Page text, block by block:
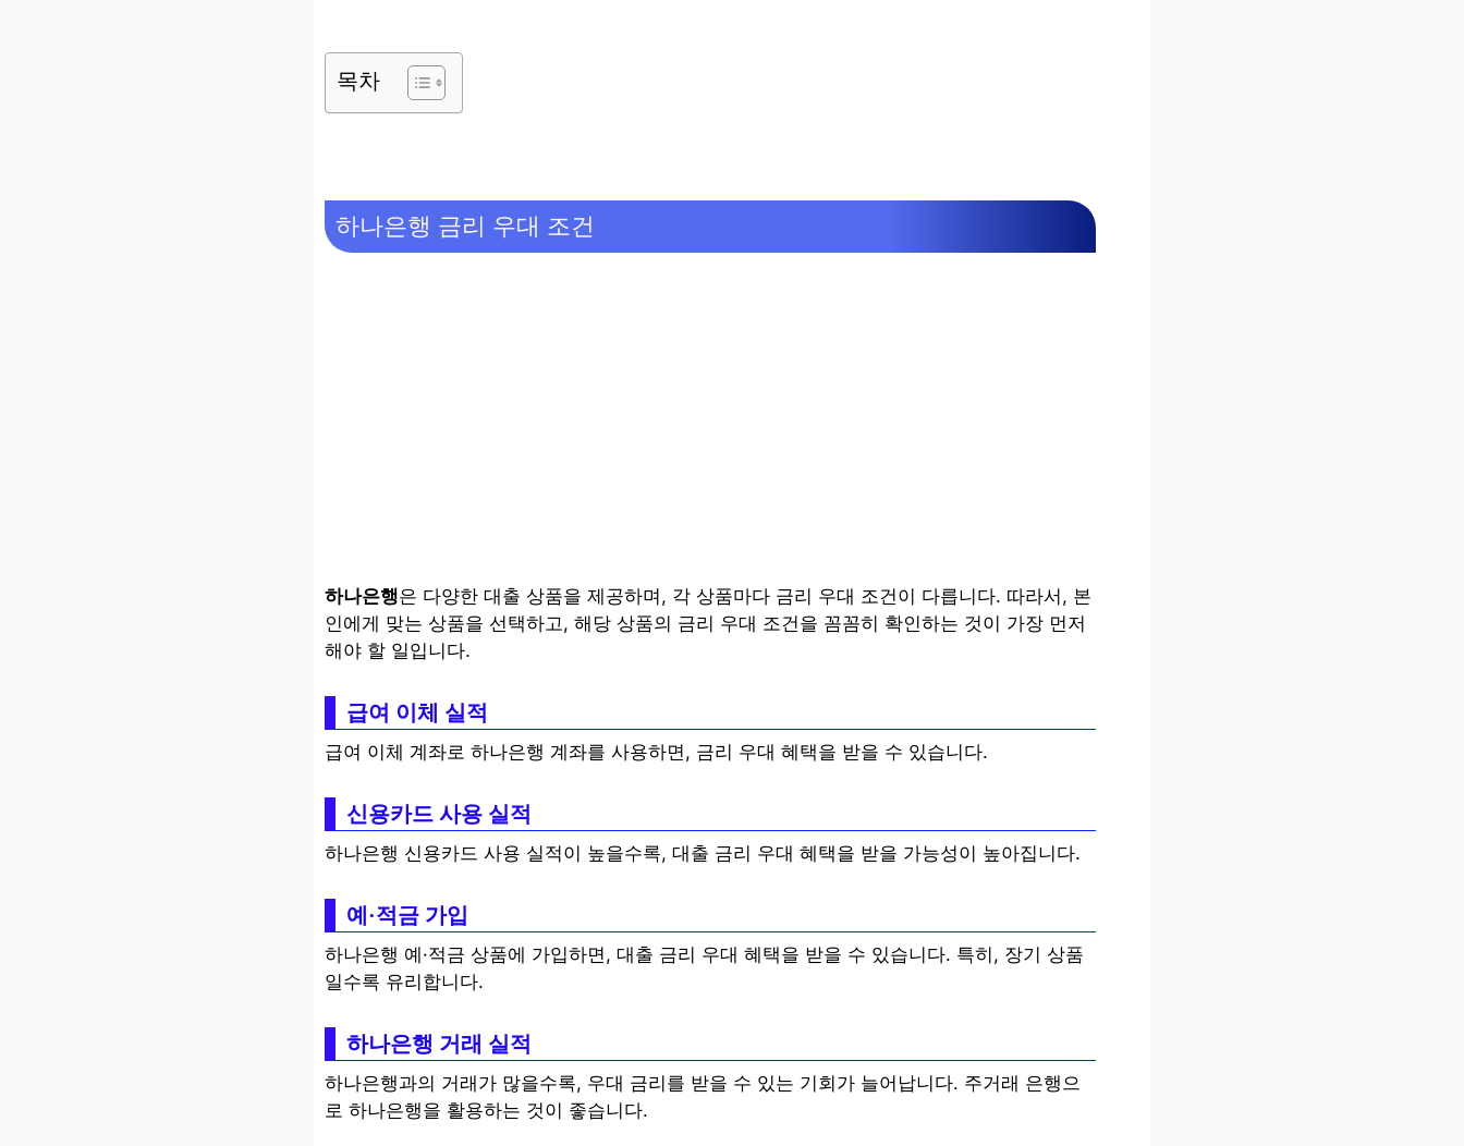
목차
하나은행 금리 우대 조건
하나은행은 다양한 대출 상품을 제공하며, 각 상품마다 금리 우대 조건이 다릅니다. 따라서, 본
인에게 맞는 상품을 선택하고, 해당 상품의 금리 우대 조건을 꼼꼼히 확인하는 것이 가장 먼저
해야 할 일입니다.
급여 이체 실적
급여 이체 계좌로 하나은행 계좌를 사용하면, 금리 우대 혜택을 받을 수 있습니다.
신용카드 사용 실적
하나은행 신용카드 사용 실적이 높을수록, 대출 금리 우대 혜택을 받을 가능성이 높아집니다.
예·적금 가입
하나은행 예·적금 상품에 가입하면, 대출 금리 우대 혜택을 받을 수 있습니다. 특히, 장기 상품
일수록 유리합니다.
하나은행 거래 실적
하나은행과의 거래가 많을수록, 우대 금리를 받을 수 있는 기회가 늘어납니다. 주거래 은행으
로 하나은행을 활용하는 것이 좋습니다.